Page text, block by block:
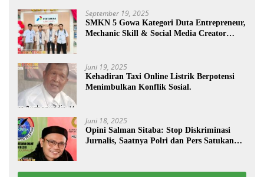
September 19, 2025
SMKN 5 Gowa Kategori Duta Entrepreneur,
Mechanic Skill & Social Media Creator
Juni 19, 2025
Kehadiran Taxi Online Listrik Berpotensi
Menimbulkan Konflik Sosial.
Juni 18, 2025
Opini Salman Sitaba: Stop Diskriminasi
Jurnalis, Saatnya Polri dan Pers Satukan